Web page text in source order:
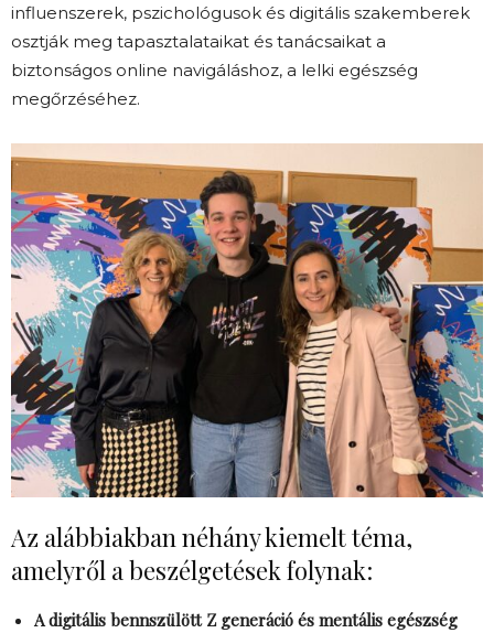
influenszerek, pszichológusok és digitális szakemberek
osztják meg tapasztalataikat és tanácsaikat a
biztonságos online navigáláshoz, a lelki egészség
megőrzéséhez.
Az alábbiakban néhány kiemelt téma,
amelyről a beszélgetések folynak:
A digitális bennszülött Z generáció és mentális egészség